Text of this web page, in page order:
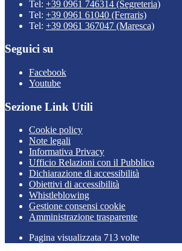
Tel: +39 0961 746314 (Segreteria)
Tel: +39 0961 61040 (Ferraris)
Tel: +39 0961 367047 (Maresca)
Seguici su
Facebook
Youtube
Sezione Link Utili
Cookie policy
Note legali
Informativa Privacy
Ufficio Relazioni con il Pubblico
Dichiarazione di accessibilità
Obiettivi di accessibilità
Whistleblowing
Gestione consensi cookie
Amministrazione trasparente
Pagina visualizzata 713 volte